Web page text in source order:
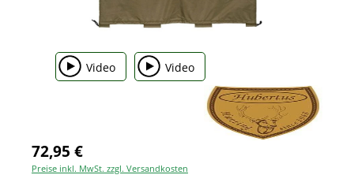
Video Video
72,95 €
Preise inkl. MwSt. zzgl. Versandkosten